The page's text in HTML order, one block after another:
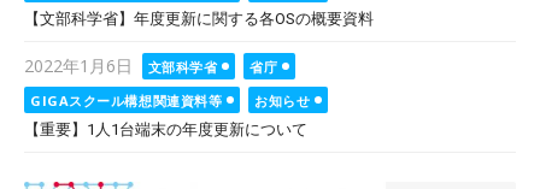
【文部科学省】年度更新に関する各OSの概要資料
Posted
on
2022年1月6日 文部科学省
省庁
GIGAスクール構想関連資料等
お知らせ
【重要】1人1台端末の年度更新について